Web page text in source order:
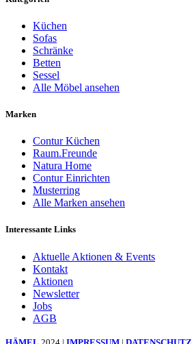
Küchen
Sofas
Schränke
Betten
Sessel
Alle Möbel ansehen
Marken
Contur Küchen
Raum.Freunde
Natura Home
Contur Einrichten
Musterring
Alle Marken ansehen
Interessante Links
Aktuelle Aktionen & Events
Kontakt
Aktionen
Newsletter
Jobs
AGB